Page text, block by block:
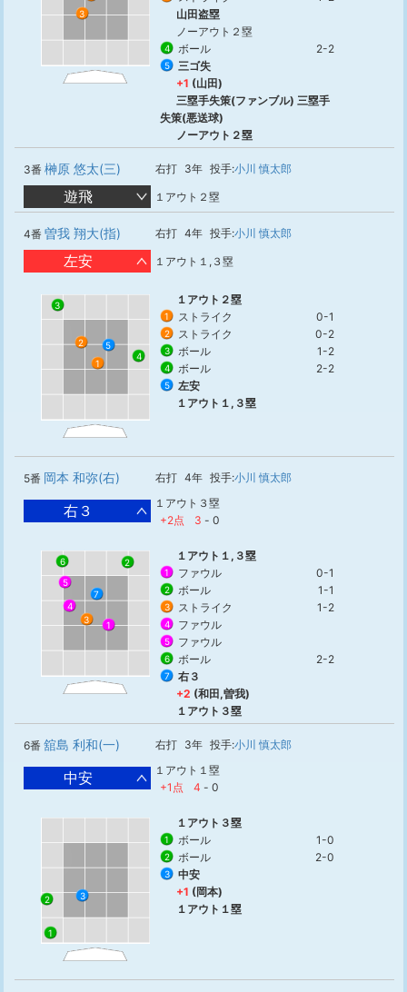
3
山田盗塁
ノーアウト２塁
4 ボール 2-2
5
三ゴ失
+1 (山田)
三塁手失策(ファンブル) 三塁手
失策(悪送球)
ノーアウト２塁
3番 榊原 悠太(三) 右打 3年 投手:小川 慎太郎
遊飛 １アウト２塁
4番 曽我 翔大(指) 右打 4年 投手:小川 慎太郎
左安 １アウト１,３塁
1
2
3
4
5
１アウト２塁
1 ストライク 0-1
2 ストライク 0-2
3 ボール 1-2
4 ボール 2-2
5
左安
１アウト１,３塁
5番 岡本 和弥(右) 右打 4年 投手:小川 慎太郎
右３
１アウト３塁
+2点
3 - 0
1
2
3
4
5
6
7
１アウト１,３塁
1 ファウル 0-1
2 ボール 1-1
3 ストライク 1-2
4 ファウル
5 ファウル
6 ボール 2-2
7
右３
+2 (和田,曽我)
１アウト３塁
6番 舘島 利和(一) 右打 3年 投手:小川 慎太郎
中安
１アウト１塁
+1点
4 - 0
1
2 3
１アウト３塁
1 ボール 1-0
2 ボール 2-0
3
中安
+1 (岡本)
１アウト１塁